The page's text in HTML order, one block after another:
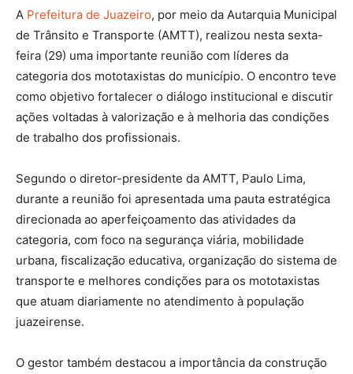
A Prefeitura de Juazeiro, por meio da Autarquia Municipal
de Trânsito e Transporte (AMTT), realizou nesta sexta-
feira (29) uma importante reunião com líderes da
categoria dos mototaxistas do município. O encontro teve
como objetivo fortalecer o diálogo institucional e discutir
ações voltadas à valorização e à melhoria das condições
de trabalho dos profissionais.
Segundo o diretor-presidente da AMTT, Paulo Lima,
durante a reunião foi apresentada uma pauta estratégica
direcionada ao aperfeiçoamento das atividades da
categoria, com foco na segurança viária, mobilidade
urbana, fiscalização educativa, organização do sistema de
transporte e melhores condições para os mototaxistas
que atuam diariamente no atendimento à população
juazeirense.
O gestor também destacou a importância da construção